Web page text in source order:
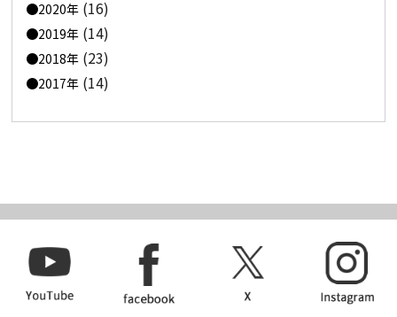
2020年 (16)
2019年 (14)
2018年 (23)
2017年 (14)